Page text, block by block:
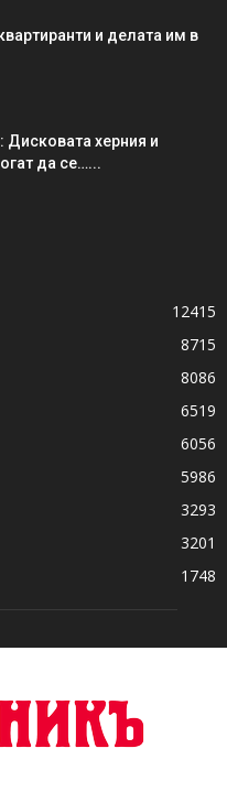
и делата им в
херния и
да се…...
12415
8715
8086
6519
6056
5986
3293
3201
1748